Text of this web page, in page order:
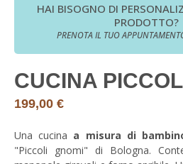
HAI BISOGNO DI
PRODOTTO?
PRENOTA IL TUO
CUCINA
199,00 €
Una cucina a misura di
"Piccoli gnomi" di Bologna.